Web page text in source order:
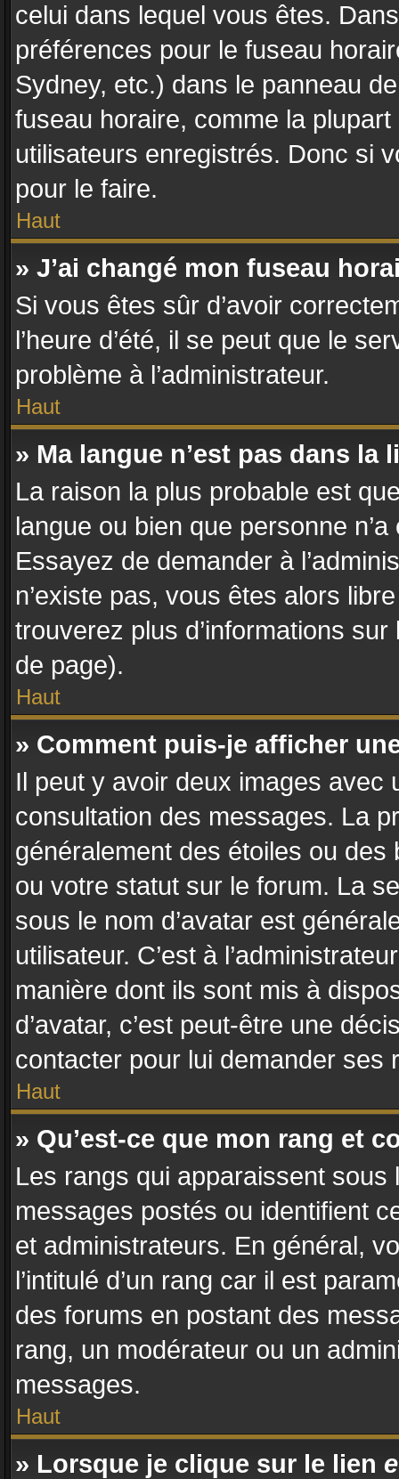
celui dans lequel vous êtes.
préférences pour le fuseau
Sydney, etc.) dans le panneau
fuseau horaire, comme la plupart
utilisateurs enregistrés. Donc si
pour le faire.
Haut
» J’ai changé mon fuseau
Si vous êtes sûr d’avoir
l’heure d’été, il se peut que le
problème à l’administrateur.
Haut
» Ma langue n’est pas dans la
La raison la plus probable est
langue ou bien que personne
Essayez de demander à
n’existe pas, vous êtes alors
trouverez plus d’informations
de page).
Haut
» Comment puis-je afficher
Il peut y avoir deux images avec
consultation des messages. La
généralement des étoiles ou
ou votre statut sur le forum. La
sous le nom d’avatar est
utilisateur. C’est à
manière dont ils sont mis à
d’avatar, c’est peut-être une
contacter pour lui demander ses
Haut
» Qu’est-ce que mon rang et
Les rangs qui apparaissent sous
messages postés ou identifient
et administrateurs. En général,
l’intitulé d’un rang car il est
des forums en postant des
rang, un modérateur ou un
messages.
Haut
» Lorsque je clique sur le lien